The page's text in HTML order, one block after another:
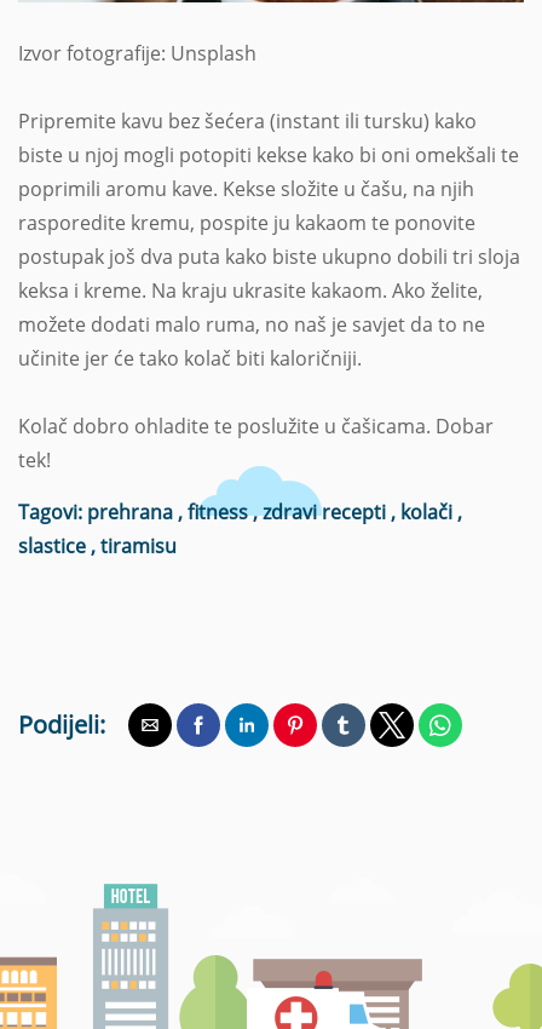
Izvor fotografije: Unsplash
Pripremite kavu bez šećera (instant ili tursku) kako
biste u njoj mogli potopiti kekse kako bi oni omekšali te
poprimili aromu kave. Kekse složite u čašu, na njih
rasporedite kremu, pospite ju kakaom te ponovite
postupak još dva puta kako biste ukupno dobili tri sloja
keksa i kreme. Na kraju ukrasite kakaom. Ako želite,
možete dodati malo ruma, no naš je savjet da to ne
učinite jer će tako kolač biti kaloričniji.
Kolač dobro ohladite te poslužite u čašicama. Dobar
tek!
Tagovi: prehrana ,fitness,zdravi recepti , kolači ,
slastice ,tiramisu
Podijeli: